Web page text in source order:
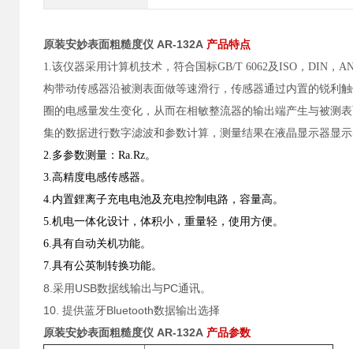
原装安妙表面粗糙度仪 AR-132A 产品特点
1.该仪器采用计算机技术，符合国标GB/T 6062及ISO，DIN，
构带动传感器沿被测表面做等速滑行，传感器通过内置的锐利
圈的电感量发生变化，从而在相敏整流器的输出端产生与被测
集的数据进行数字滤波和参数计算，测量结果在液晶显示器显
2.多参数测量：Ra.Rz。
3.高精度电感传感器。
4.内置鋰离子充电电池及充电控制电路，容量高。
5.机电一体化设计，体积小，重量轻，使用方便。
6.具有自动关机功能。
7.具有公英制转换功能。
8.采用USB数据线输出与PC通讯。
10. 提供蓝牙Bluetooth数据输出选择
原装安妙表面粗糙度仪 AR-132A 产品参数